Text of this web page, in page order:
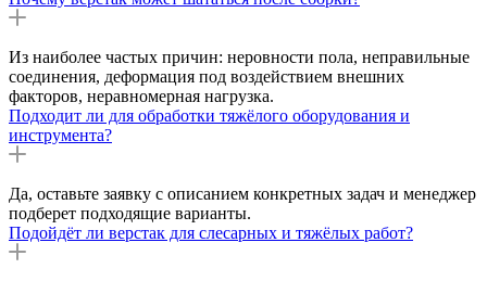
Из наиболее частых причин: неровности пола, неправильные
соединения, деформация под воздействием внешних
факторов, неравномерная нагрузка.
Подходит ли для обработки тяжёлого оборудования и
инструмента?
Да, оставьте заявку с описанием конкретных задач и менеджер
подберет подходящие варианты.
Подойдёт ли верстак для слесарных и тяжёлых работ?